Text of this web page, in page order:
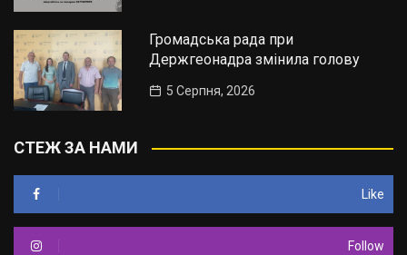
Громадська рада при
Держгеонадра змінила голову
5 Серпня, 2026
СТЕЖ ЗА НАМИ
Like
Follow